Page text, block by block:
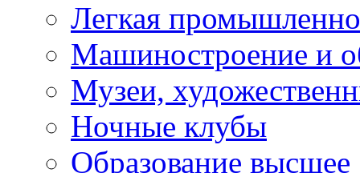
Легкая
Машиностроение и
Музеи,
Ночные клубы
Образование высшее